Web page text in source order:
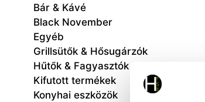
Bár & Kávé
Black November
Egyéb
Grillsütők & Hősugárzók
Hűtők & Fagyasztók
Kifutott termékek
Konyhai eszközök